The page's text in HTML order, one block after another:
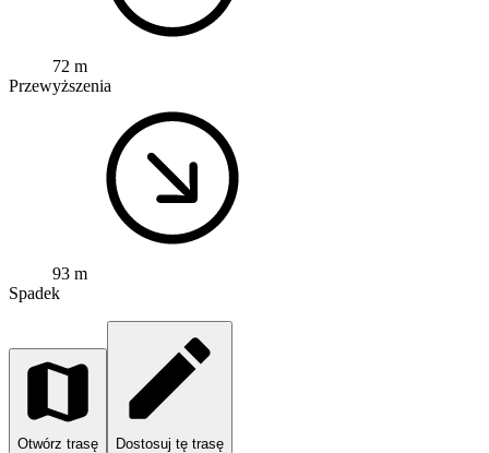
72 m
Przewyższenia
93 m
Spadek
Otwórz trasę Dostosuj tę trasę